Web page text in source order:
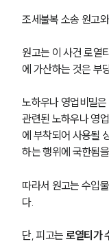
조세불복 소송 원고
원고는 이 사건 로열
에 가산하는 것은 부
노하우나 영업비밀
관련된 노하우나 영
에 부착되어 사용될
하는 행위에 국한됨
따라서 원고는 수입
다.
단, 피고는 로열티가